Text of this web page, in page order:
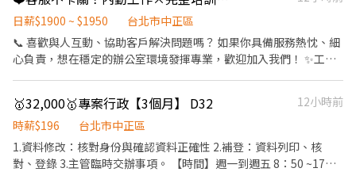
業務助理】 #長期 內容：1.協助檔次切品與執行 2.通知賣家日常訊
息 3.比價、業績與曝光紀錄 4.行政與會議庶務支援 要求：1.須熟悉
Excel雲端操作（如樞紐分析、vlookup等） 2.須細心、邏輯清晰、
擅溝通 3.能獨立完成行銷活動規劃與執行，溝通能力佳 4.希望能長
期配合、且盡量能每天上班（每週配合至少4天，5天為佳，有可配
合3天者亦可） 時間：09:00-18:00 💰 薪資：時薪 196元 . 🎬 【節目
助理】 #長期 內容：1.節目商品收發、置擺與場復 2.串流執行、留
言互動與抽獎 3.道具採買與腳本初稿撰寫 4.影音內容審查與庶務支
援 要求：1.Office軟體操作能力（PowerPoint/Excel） 2.做事具備
邏輯性、有條理、細心者尤佳 3.可適應電商快速步調及反應快速具
薪資)) - #必備無蝦米、倉頡 #必備無蝦米、倉頡 #必備無蝦米、倉頡
#行政經驗者加分
日薪$1900 ~ $1950
台北市中正區
📞 喜歡與人互動、協助客戶解決問題嗎？ 如果你具備服務熱忱、細
心負責，想在穩定的辦公室環境發揮專業，歡迎加入我們！ ✨工作
資料。 ✔️ 提供親切、專業的電話客服服務，提升客戶體驗。 🙋‍♀️我們
希望你 ✅ 大學以上學歷。 ✅ 具產險業務員證照。 ✅ 熟悉基本電腦
文書操作。 ✅ 有電話客服或電話服務經驗者佳。 ✅ 溝通能力佳、細
心有耐心，樂於協助客戶。 薪資待遇範圍：（依經驗核薪） 有客服
🥇32,000🥇專案行政【3個月】 D32
12小時前
時薪$196
台北市中正區
1.資料修改：核對身份與確認資料正確性 2.補登：資料列印、核
對、登錄 3.主管臨時交辦事項。 【時間】週一到週五 8：50 ~17：